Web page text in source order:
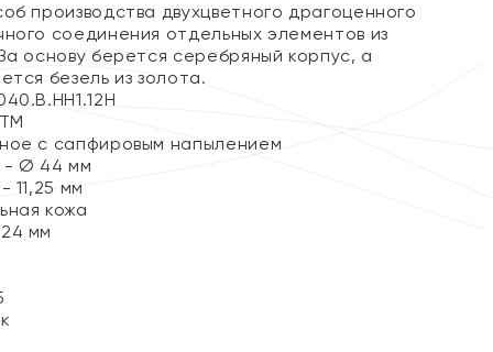
производства двухцветного драгоценного
соединения отдельных элементов из
основу берется серебряный корпус, а
безель из золота.
с сапфировым напылением
- Ø 44 мм
11,25 мм
кожа
мм